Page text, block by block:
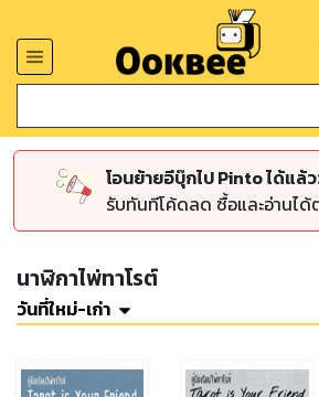
โอนย้ายอีบุ๊กไป Pinto ได้แล้
รับทันทีโค้ดลด ซื้อและอ่านได้
นาฬิกาไพ่ทาโรต์
วันที่ใหม่-เก่า